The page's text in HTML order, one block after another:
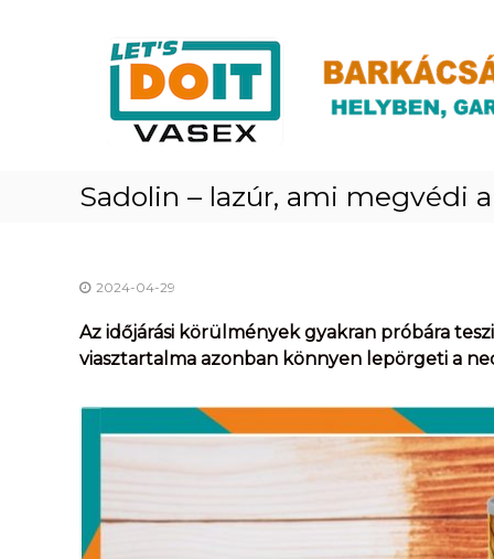
LET’S
DOIT
Sadolin – lazúr, ami megvédi
2024-04-29
Az időjárási körülmények gyakran próbára
viasztartalma azonban könnyen lepörgeti a